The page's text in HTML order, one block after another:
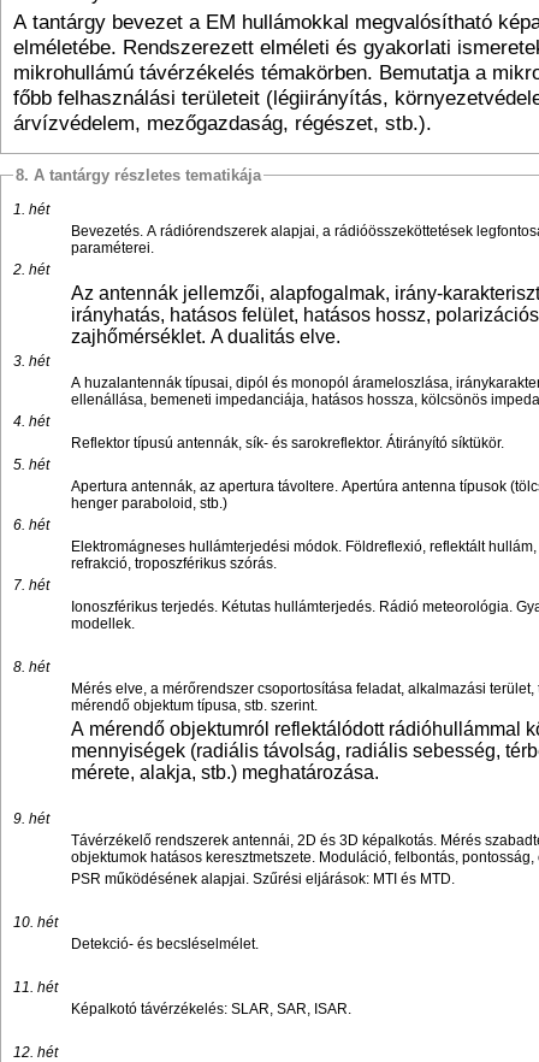
A tantárgy bevezet a EM hullámokkal megvalósítható
elméletébe. Rendszerezett elméleti és gyakorlati
mikrohullámú távérzékelés témakörben. Bemutatja a
főbb felhasználási területeit (légiirányítás,
árvízvédelem, mezőgazdaság, régészet, stb.).
8. A tantárgy részletes tematikája
1. hét
Bevezetés. A rádiórendszerek alapjai, a rádióösszeköttetések
paraméterei.
2. hét
Az antennák jellemzői, alapfogalmak, irány-
irányhatás, hatásos felület, hatásos hossz,
zajhőmérséklet. A dualitás elve.
3. hét
A huzalantennák típusai, dipól és monopól árameloszlása,
ellenállása, bemeneti impedanciája, hatásos hossza, kölcsönös
4. hét
Reflektor típusú antennák, sík- és sarokreflektor. Átirányító síktükör.
5. hét
Apertura antennák, az apertura távoltere. Apertúra antenna típusok
henger paraboloid, stb.)
6. hét
Elektromágneses hullámterjedési módok. Földreflexió, reflektált
refrakció, troposzférikus szórás.
7. hét
Ionoszférikus terjedés. Kétutas hullámterjedés. Rádió meteorológia.
modellek.
8. hét
Mérés elve, a mérőrendszer csoportosítása feladat, alkalmazási
mérendő objektum típusa, stb. szerint.
A mérendő objektumról reflektálódott rádióhullámmal
mennyiségek (radiális távolság, radiális sebesség,
mérete, alakja, stb.) meghatározása.
9. hét
Távérzékelő rendszerek antennái, 2D és 3D képalkotás. Mérés
objektumok hatásos keresztmetszete. Moduláció, felbontás, pontosság,
PSR működésének alapjai. Szűrési eljárások: MTI és MTD.
10. hét
Detekció- és becsléselmélet.
11. hét
Képalkotó távérzékelés: SLAR, SAR, ISAR.
12. hét